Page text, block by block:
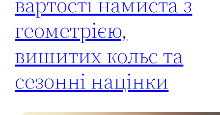
геометрією,
вишитих кольє та
сезонні націнки